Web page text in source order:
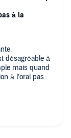
désagréable à
mais quand
à l’oral pas
ou au
Et
à la